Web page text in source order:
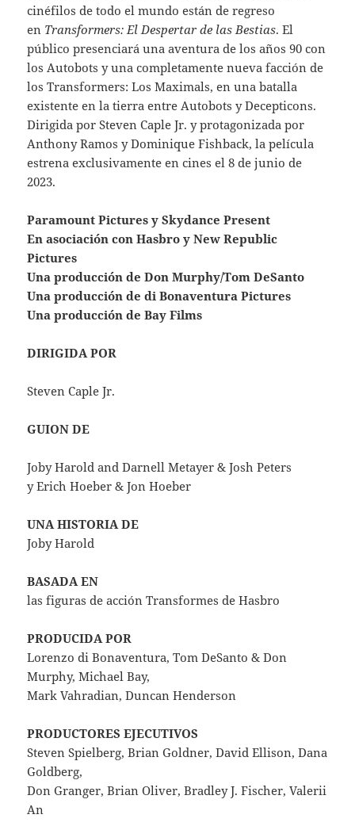
cinéfilos de todo el mundo están de regreso
en Transformers: El Despertar de las Bestias. El
público presenciará una aventura de los años 90 con
los Autobots y una completamente nueva facción de
los Transformers: Los Maximals, en una batalla
existente en la tierra entre Autobots y Decepticons.
Dirigida por Steven Caple Jr. y protagonizada por
Anthony Ramos y Dominique Fishback, la película
estrena exclusivamente en cines el 8 de junio de
2023.
Paramount Pictures y Skydance Present
En asociación con Hasbro y New Republic
Pictures
Una producción de Don Murphy/Tom DeSanto
Una producción de di Bonaventura Pictures
Una producción de Bay Films
DIRIGIDA POR
Steven Caple Jr.
GUION DE
Joby Harold and Darnell Metayer & Josh Peters
y Erich Hoeber & Jon Hoeber
UNA HISTORIA DE
Joby Harold
BASADA EN
las figuras de acción Transformes de Hasbro
PRODUCIDA POR
Lorenzo di Bonaventura, Tom DeSanto & Don
Murphy, Michael Bay,
Mark Vahradian, Duncan Henderson
PRODUCTORES EJECUTIVOS
Steven Spielberg, Brian Goldner, David Ellison, Dana
Goldberg,
Don Granger, Brian Oliver, Bradley J. Fischer, Valerii
An